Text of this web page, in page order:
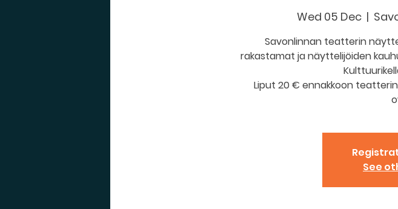
Wed 05 Dec
  |
Savonlinnan teatterin
rakastamat ja näyttelijöiden
Liput 20 € ennakkoon
See